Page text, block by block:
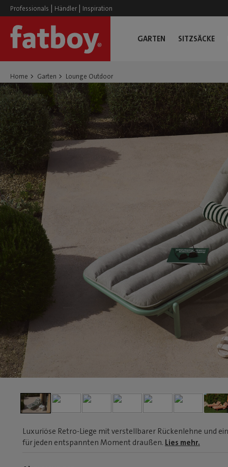
Professionals | Händler | Inspiration
GARTEN SITZSÄCKE
Home Garten Lounge Outdoor
Luxuriöse Retro-Liege mit verstellbarer Rückenlehne und
für jeden entspannten Moment draußen. Lies mehr.